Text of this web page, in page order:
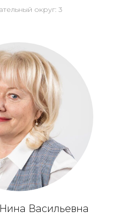
округ: 3
Васильевна